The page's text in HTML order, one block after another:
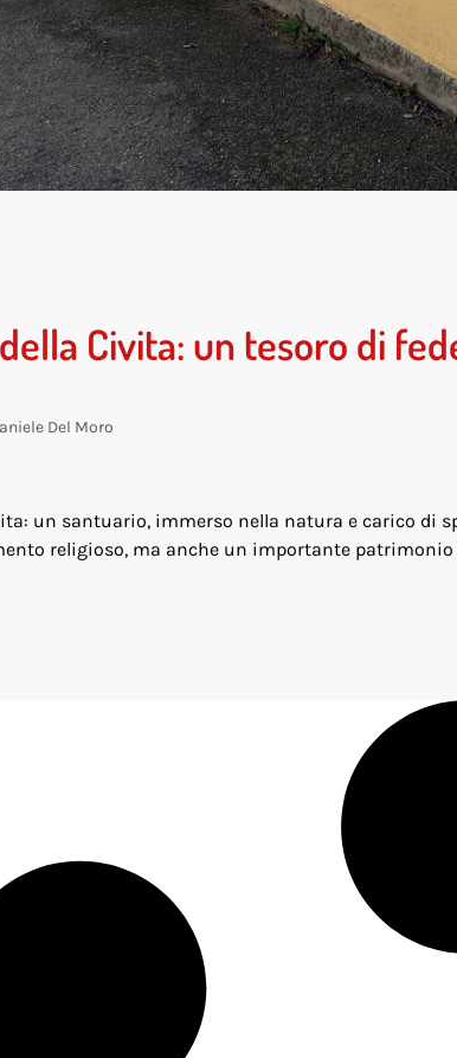
Civita: un tesoro di
Del Moro
un santuario, immerso nella natura e carico di
religioso, ma anche un importante